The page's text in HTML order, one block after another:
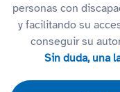
personas con
y facilitando su
conseguir su
Sin duda, una